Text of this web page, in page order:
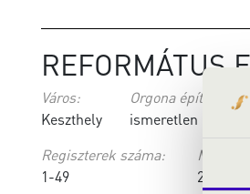
REFORMÁTUS
Város:
Keszthely
Orgona építője:
ismeretlen
Regiszterek száma:
1-49
2